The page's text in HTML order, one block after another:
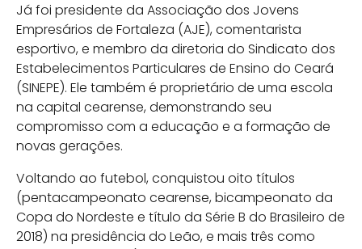
Já foi presidente da Associação dos Jovens
Empresários de Fortaleza (AJE), comentarista
esportivo, e membro da diretoria do Sindicato dos
Estabelecimentos Particulares de Ensino do Ceará
(SINEPE). Ele também é proprietário de uma escola
na capital cearense, demonstrando seu
compromisso com a educação e a formação de
novas gerações.
Voltando ao futebol, conquistou oito títulos
(pentacampeonato cearense, bicampeonato da
Copa do Nordeste e título da Série B do Brasileiro de
2018) na presidência do Leão, e mais três como